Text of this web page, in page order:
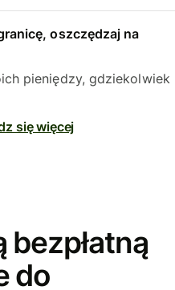
oszczędzaj na
pieniędzy, gdziekolwiek
się więcej
bezpłatną
do